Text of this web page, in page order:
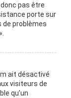
pas être
porte sur
de problèmes
ait désactivé
visiteurs de
qu’un